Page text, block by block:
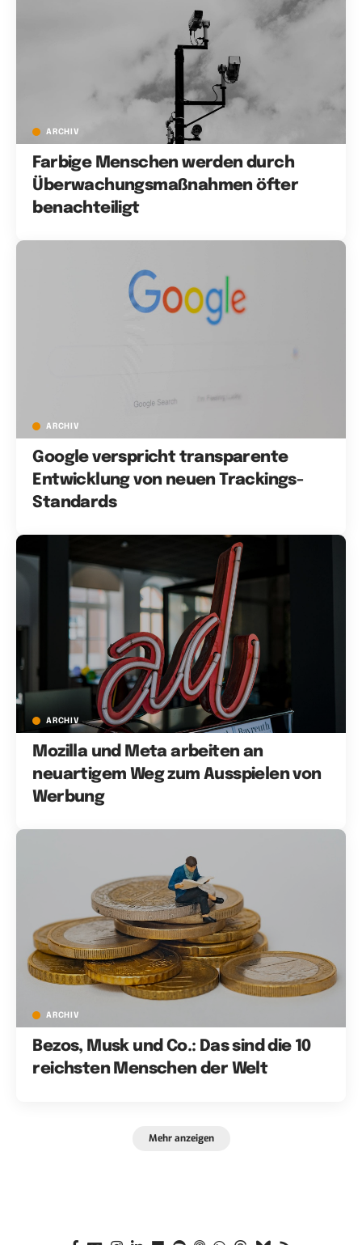
ARCHIV
Farbige Menschen werden durch
Überwachungsmaßnahmen öfter
benachteiligt
ARCHIV
Google verspricht transparente
Entwicklung von neuen Trackings-
Standards
ARCHIV
Mozilla und Meta arbeiten an
neuartigem Weg zum Ausspielen von
Werbung
ARCHIV
Bezos, Musk und Co.: Das sind die 10
reichsten Menschen der Welt
Mehr anzeigen